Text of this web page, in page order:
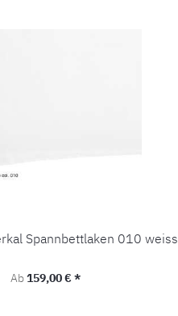
Spannbettlaken 010 weiss
Regulärer Preis:
Ab159,00 € *